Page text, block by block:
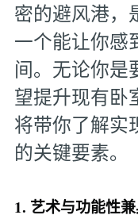
密的避风港，
一个能让你感
间。无论你是
望提升现有卧
将带你了解实
的关键要素。
1. 艺术与功能性